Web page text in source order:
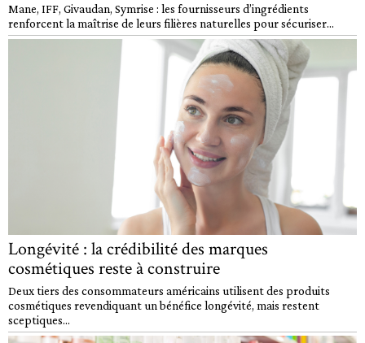
Mane, IFF, Givaudan, Symrise : les fournisseurs d’ingrédients
renforcent la maîtrise de leurs filières naturelles pour sécuriser...
Longévité : la crédibilité des marques
cosmétiques reste à construire
Deux tiers des consommateurs américains utilisent des produits
cosmétiques revendiquant un bénéfice longévité, mais restent
sceptiques...